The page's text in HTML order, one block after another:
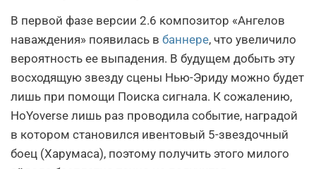
В первой фазе версии 2.6 композитор «Ангелов
наваждения» появилась в баннере, что увеличило
вероятность ее выпадения. В будущем добыть эту
восходящую звезду сцены Нью-Эриду можно будет
лишь при помощи Поиска сигнала. К сожалению,
HoYoverse лишь раз проводила событие, наградой
в котором становился ивентовый 5-звездочный
боец (Харумаса), поэтому получить этого милого